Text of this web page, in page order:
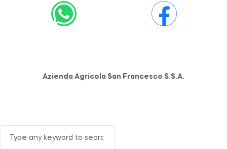
Azienda Agricola San Francesco S.S.A.